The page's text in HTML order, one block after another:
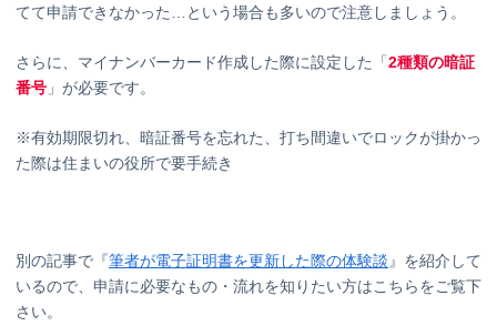
てて申請できなかった…という場合も多いので注意しましょう。
さらに、マイナンバーカード作成した際に設定した「2種類の暗証
番号 」が必要です。
※有効期限切れ、暗証番号を忘れた、打ち間違いでロックが掛かっ
た際は住まいの役所で要手続き
別の記事で『筆者が電子証明書を更新した際の体験談 』を紹介して
いるので、申請に必要なもの・流れを知りたい方はこちらをご覧下
さい。